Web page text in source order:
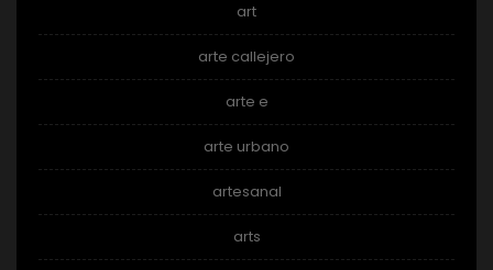
art
arte callejero
arte e
arte urbano
artesanal
arts